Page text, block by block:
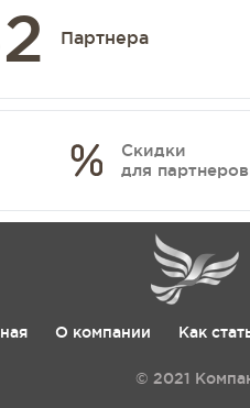
Партнера
Скидки
для партнеров
О компании Как
© 2021